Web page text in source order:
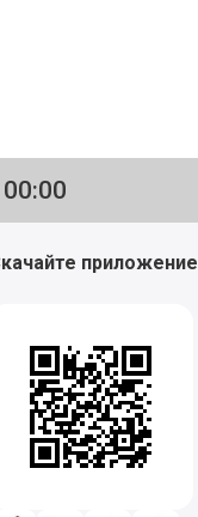
приложение